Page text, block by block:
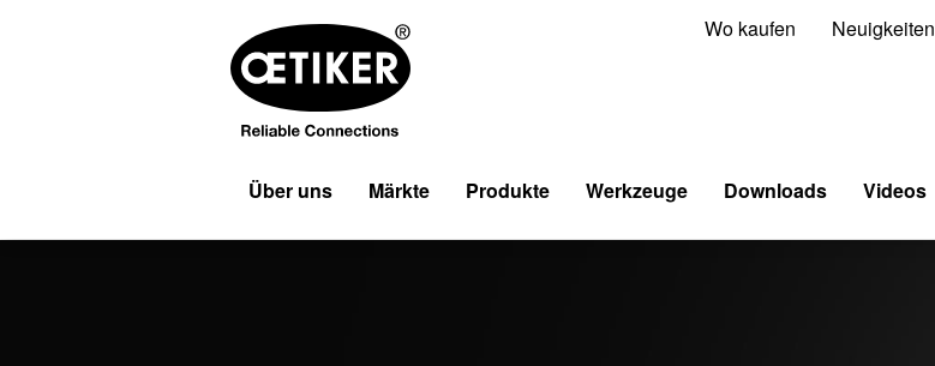
Wo kaufen Neuigkeiten
Über uns Märkte Produkte Werkzeuge Downloads Videos